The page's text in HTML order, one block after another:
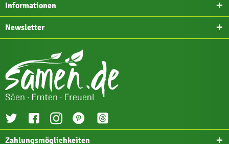
Informationen
Newsletter
Zahlungsmöglichkeiten